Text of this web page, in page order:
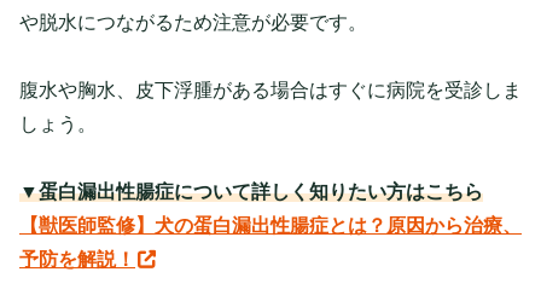
や脱水につながるため注意が必要です。
腹水や胸水、皮下浮腫がある場合はすぐに病院を受診しま
しょう。
▼蛋白漏出性腸症について詳しく知りたい方はこちら
【獣医師監修】犬の蛋白漏出性腸症とは？原因から治療、
予防を解説！